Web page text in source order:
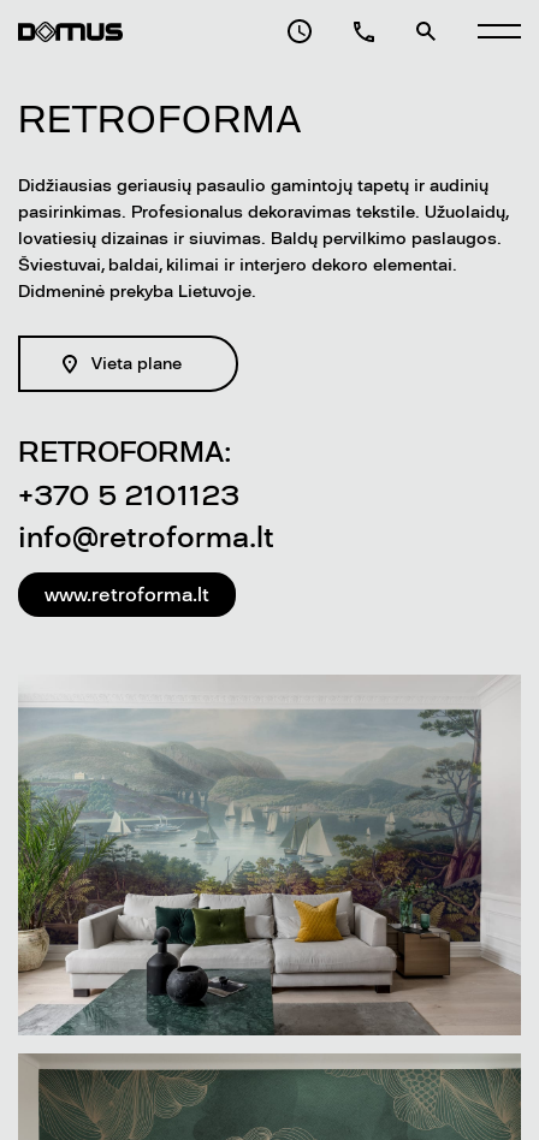
RETROFORMA
Didžiausias geriausių pasaulio gamintojų tapetų ir audinių
pasirinkimas. Profesionalus dekoravimas tekstile. Užuolaidų,
lovatiesių dizainas ir siuvimas. Baldų pervilkimo paslaugos.
Šviestuvai, baldai, kilimai ir interjero dekoro elementai.
Didmeninė prekyba Lietuvoje.
Vieta plane
RETROFORMA:
+370 5 2101123
info@retroforma.lt
www.retroforma.lt